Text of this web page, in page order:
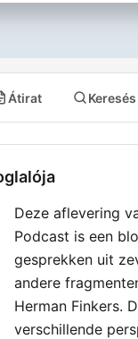
Átirat Keresés
Deze aflevering
Podcast is een
gesprekken uit
andere
Herman Finkers.
verschillende